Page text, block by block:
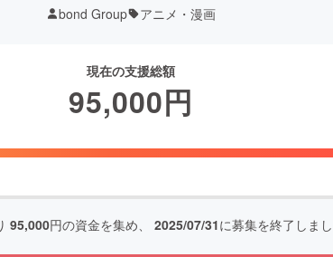
bond Group アニメ・漫画
現在の支援総額
95,000円
95,000円の資金を集め、 2025/07/31に募集を終了しま